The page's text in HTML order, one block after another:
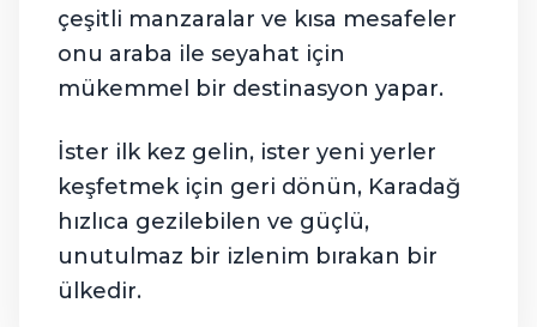
çeşitli manzaralar ve kısa mesafeler
onu araba ile seyahat için
mükemmel bir destinasyon yapar.
İster ilk kez gelin, ister yeni yerler
keşfetmek için geri dönün, Karadağ
hızlıca gezilebilen ve güçlü,
unutulmaz bir izlenim bırakan bir
ülkedir.